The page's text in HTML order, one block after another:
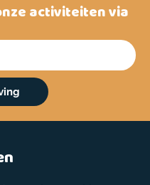
activiteiten via